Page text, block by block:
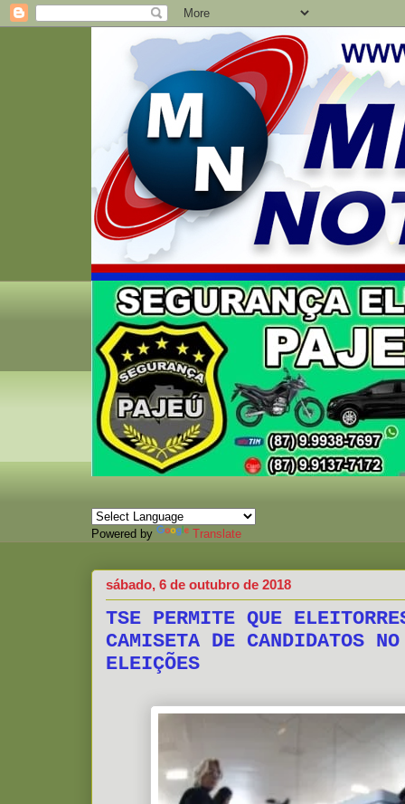
Powered by Translate
sábado, 6 de outubro de 2018
TSE PERMITE QUE
CAMISETA DE CANDIDATOS
ELEIÇÕES